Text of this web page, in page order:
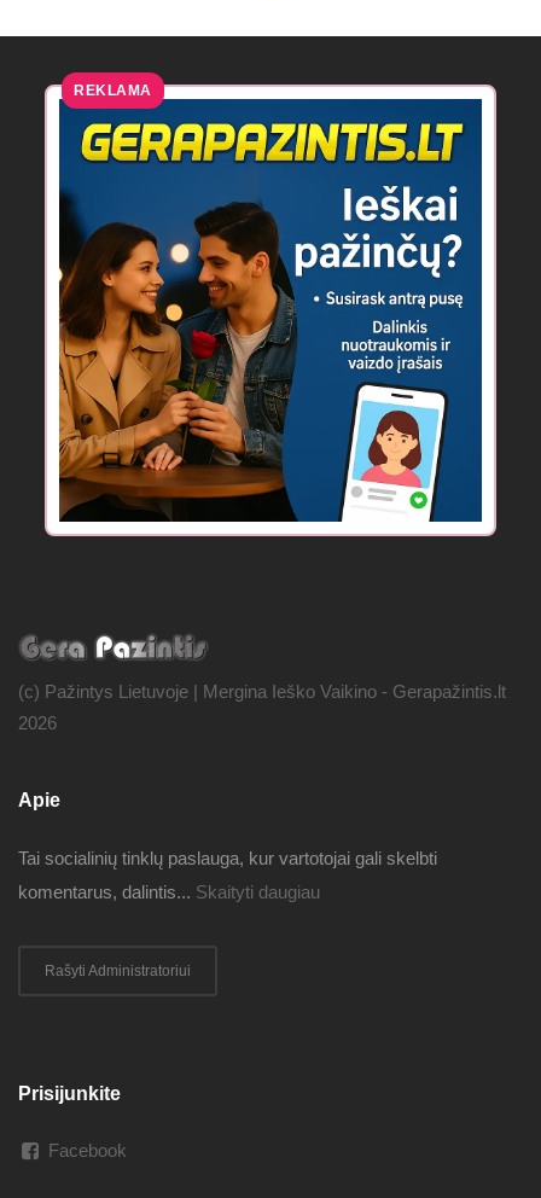
REKLAMA
(c) Pažintys Lietuvoje | Mergina Ieško Vaikino - Gerapažintis.lt
2026
Apie
Tai socialinių tinklų paslauga, kur vartotojai gali skelbti
komentarus, dalintis... Skaityti daugiau
Rašyti Administratoriui
Prisijunkite
Facebook